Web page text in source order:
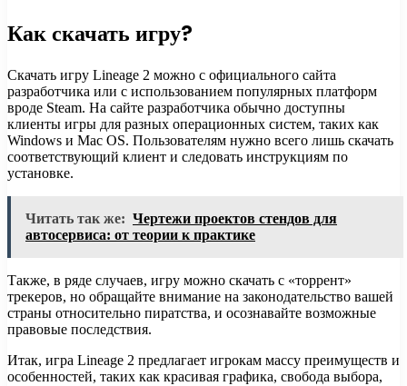
Как скачать игру?
Скачать игру Lineage 2 можно с официального сайта
разработчика или с использованием популярных платформ
вроде Steam. На сайте разработчика обычно доступны
клиенты игры для разных операционных систем, таких как
Windows и Mac OS. Пользователям нужно всего лишь скачать
соответствующий клиент и следовать инструкциям по
установке.
Читать так же: Чертежи проектов стендов для
автосервиса: от теории к практике
Также, в ряде случаев, игру можно скачать с «торрент»
трекеров, но обращайте внимание на законодательство вашей
страны относительно пиратства, и осознавайте возможные
правовые последствия.
Итак, игра Lineage 2 предлагает игрокам массу преимуществ и
особенностей, таких как красивая графика, свобода выбора,